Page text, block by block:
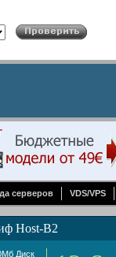
серверов VDS/VPS
Host-B2
Диск